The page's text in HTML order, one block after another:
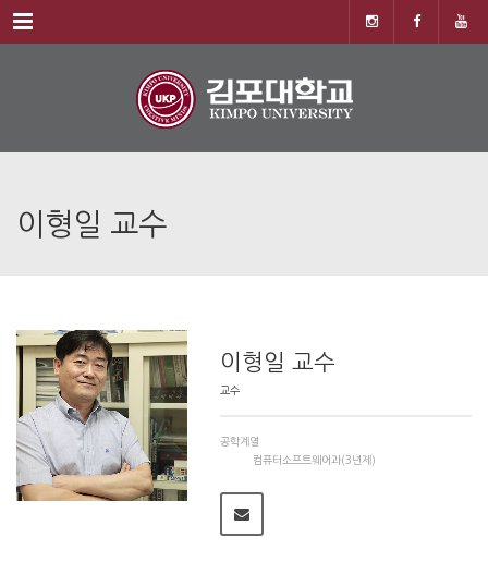
Menu
이형일 교수
이형일 교수
교수
공학계열
컴퓨터소프트웨어과(3년제)